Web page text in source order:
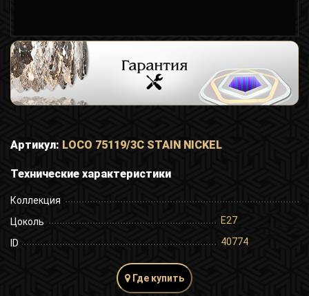
Артикул: LOCO 75119/3C STAIN NICKEL
Технические характеристики
Коллекция
Цоколь
E27
ID 40774
Где купить